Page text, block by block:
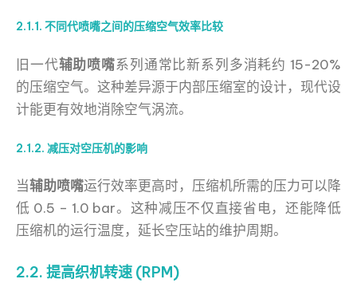
2.1.1. 不同代喷嘴之间的压缩空气效率比较
旧一代辅助喷嘴系列通常比新系列多消耗约 15-20%
的压缩空气。这种差异源于内部压缩室的设计，现代设
计能更有效地消除空气涡流。
2.1.2. 减压对空压机的影响
当辅助喷嘴运行效率更高时，压缩机所需的压力可以降
低 0.5 – 1.0 bar。这种减压不仅直接省电，还能降低
压缩机的运行温度，延长空压站的维护周期。
2.2. 提高织机转速 (RPM)